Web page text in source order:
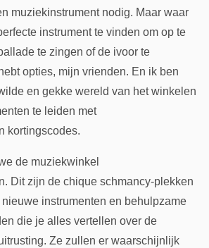
muziekinstrument nodig. Maar waar
instrument te vinden om op te
te zingen of de ivoor te
opties, mijn vrienden. En ik ben
en gekke wereld van het winkelen
te leiden met
kortingscodes.
de muziekwinkel
Dit zijn de chique schmancy-plekken
instrumenten en behulpzame
die je alles vertellen over de
Ze zullen er waarschijnlijk